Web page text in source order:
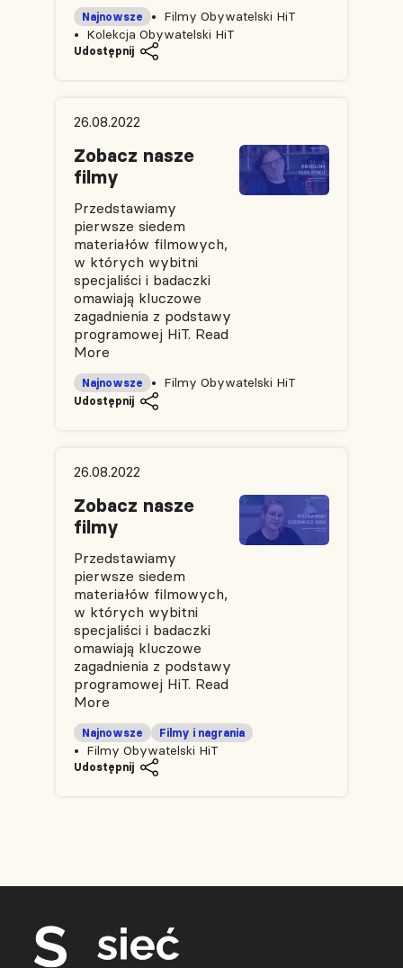
Filmy Obywatelski HiT
Najnowsze
Kolekcja Obywatelski HiT
Udostępnij
26.08.2022
Zobacz nasze
filmy
Przedstawiamy
pierwsze siedem
materiałów filmowych,
w których wybitni
specjaliści i badaczki
omawiają kluczowe
zagadnienia z podstawy
programowej HiT. Read
More
Filmy Obywatelski HiT
Najnowsze
Udostępnij
26.08.2022
Zobacz nasze
filmy
Przedstawiamy
pierwsze siedem
materiałów filmowych,
w których wybitni
specjaliści i badaczki
omawiają kluczowe
zagadnienia z podstawy
programowej HiT. Read
More
Filmy Obywatelski HiT
Najnowsze Filmy i nagrania
Udostępnij